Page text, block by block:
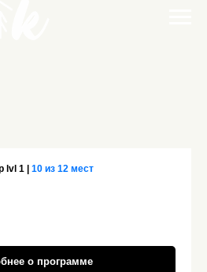
lvl 1
10 из 12 мест
о программе